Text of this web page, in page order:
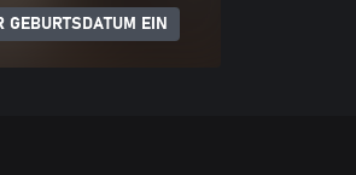
GEBURTSDATUM EIN